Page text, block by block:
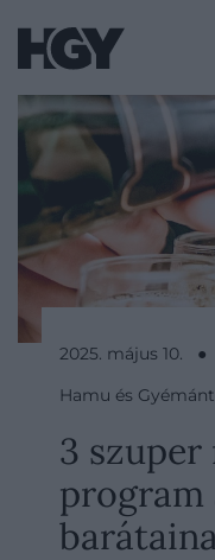
2025. május 10.
Hamu és Gyémánt
3
program